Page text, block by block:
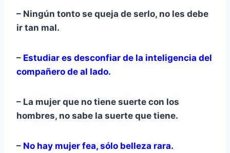
– Ningún tonto se queja de serlo, no les debe
ir tan mal.
– Estudiar es desconfiar de la inteligencia del
compañero de al lado.
– La mujer que no tiene suerte con los
hombres, no sabe la suerte que tiene.
– No hay mujer fea, sólo belleza rara.